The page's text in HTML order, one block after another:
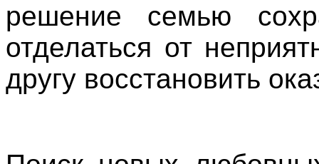
решение семью
отделаться от
другу восстановить